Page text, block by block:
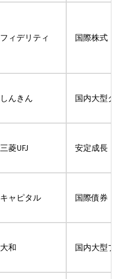
フィデリティ 国際株式
しんきん 国内大型
三菱UFJ 安定成長
キャピタル 国際債券
大和 国内大型